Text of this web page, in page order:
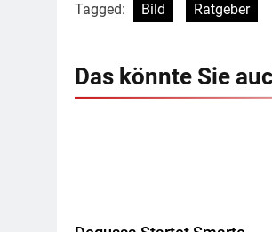
Tagged: Bild Ratgeber
Das könnte Sie